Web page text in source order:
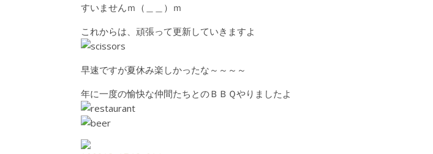
すいませんｍ（＿＿）ｍ
これからは、頑張って更新していきますよ
早速ですが夏休み楽しかったな～～～～
年に一度の愉快な仲間たちとのＢＢＱやりましたよ